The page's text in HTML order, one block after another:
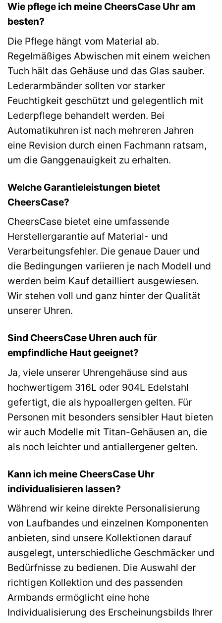
Wie pflege ich meine CheersCase Uhr am
besten?
Die Pflege hängt vom Material ab.
Regelmäßiges Abwischen mit einem weichen
Tuch hält das Gehäuse und das Glas sauber.
Lederarmbänder sollten vor starker
Feuchtigkeit geschützt und gelegentlich mit
Lederpflege behandelt werden. Bei
Automatikuhren ist nach mehreren Jahren
eine Revision durch einen Fachmann ratsam,
um die Ganggenauigkeit zu erhalten.
Welche Garantieleistungen bietet
CheersCase?
CheersCase bietet eine umfassende
Herstellergarantie auf Material- und
Verarbeitungsfehler. Die genaue Dauer und
die Bedingungen variieren je nach Modell und
werden beim Kauf detailliert ausgewiesen.
Wir stehen voll und ganz hinter der Qualität
unserer Uhren.
Sind CheersCase Uhren auch für
empfindliche Haut geeignet?
Ja, viele unserer Uhrengehäuse sind aus
hochwertigem 316L oder 904L Edelstahl
gefertigt, die als hypoallergen gelten. Für
Personen mit besonders sensibler Haut bieten
wir auch Modelle mit Titan-Gehäusen an, die
als noch leichter und antiallergener gelten.
Kann ich meine CheersCase Uhr
individualisieren lassen?
Während wir keine direkte Personalisierung
von Laufbandes und einzelnen Komponenten
anbieten, sind unsere Kollektionen darauf
ausgelegt, unterschiedliche Geschmäcker und
Bedürfnisse zu bedienen. Die Auswahl der
richtigen Kollektion und des passenden
Armbands ermöglicht eine hohe
Individualisierung des Erscheinungsbilds Ihrer